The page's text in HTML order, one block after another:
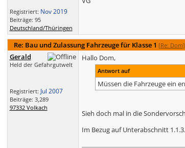
Registriert: Nov 2019
Beiträge: 95
Deutschland/Thüringen
Re: Bau und Zulassung Fahrzeuge für Klasse 1 [Re: Dom]
Gerald
Held der Gefahrgutwelt
Registriert: Jul 2007
Beiträge: 3,289
97332 Volkach
Hallo Dom,
Antwort auf
Müssen die Fahrzeuge ein
Sieh doch mal in die
Im Bezug auf Unterabschnitt